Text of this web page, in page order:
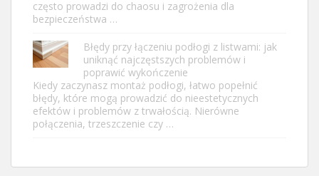
często prowadzi do chaosu i zagrożenia dla
bezpieczeństwa …
Błędy przy łączeniu podłogi z listwami: jak
uniknąć najczęstszych problemów i
poprawić wykończenie
Kiedy zaczynasz montaż podłogi, łatwo popełnić
błędy, które mogą prowadzić do nieestetycznych
efektów i problemów z trwałością. Nierówne
połączenia, trzeszczenie czy …